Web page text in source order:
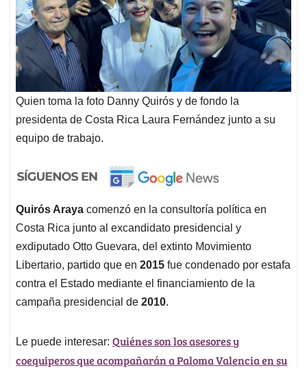
Quien toma la foto Danny Quirós y de fondo la
presidenta de Costa Rica Laura Fernández junto a su
equipo de trabajo.
Quirós Araya comenzó en la consultoría política en
Costa Rica junto al excandidato presidencial y
exdiputado Otto Guevara, del extinto Movimiento
Libertario, partido que en 2015 fue condenado por estafa
contra el Estado mediante el financiamiento de la
campaña presidencial de 2010.
Le puede interesar: Quiénes son los asesores y
coequiperos que acompañarán a Paloma Valencia en su